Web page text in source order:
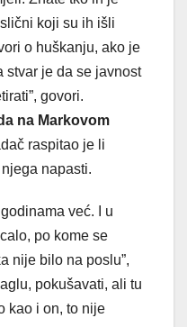
koji su ih išli
o huškanju, ako je
stvar je da se javnost
govori.
na Markovom
raspitao je li
napasti.
već. I u
po kome se
nije bilo na poslu”,
pokušavati, ali tu
kao i on, to nije